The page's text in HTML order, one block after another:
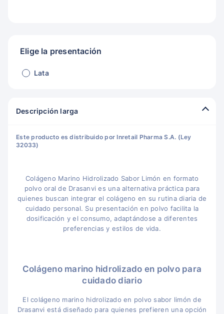
Elige la presentación
Lata
Descripción larga
Este producto es distribuido por Inretail Pharma S.A. (Ley
32033)
Colágeno Marino Hidrolizado Sabor Limón en formato
polvo oral de Drasanvi es una alternativa práctica para
quienes buscan integrar el colágeno en su rutina diaria de
cuidado personal. Su presentación en polvo facilita la
dosificación y el consumo, adaptándose a diferentes
preferencias y estilos de vida.
Colágeno marino hidrolizado en polvo para
cuidado diario
El colágeno marino hidrolizado en polvo sabor limón de
Drasanvi está diseñado para quienes prefieren una opción